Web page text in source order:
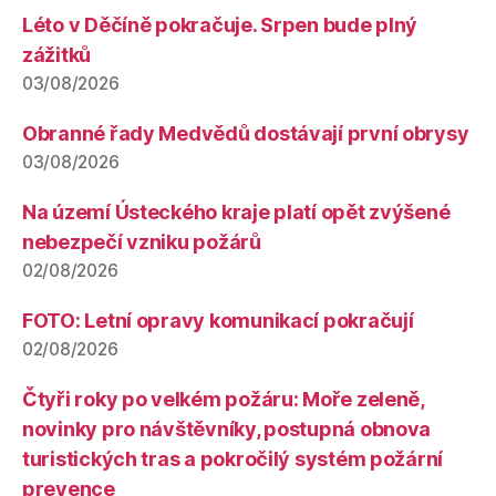
Léto v Děčíně pokračuje. Srpen bude plný
zážitků
03/08/2026
Obranné řady Medvědů dostávají první obrysy
03/08/2026
Na území Ústeckého kraje platí opět zvýšené
nebezpečí vzniku požárů
02/08/2026
FOTO: Letní opravy komunikací pokračují
02/08/2026
Čtyři roky po velkém požáru: Moře zeleně,
novinky pro návštěvníky, postupná obnova
turistických tras a pokročilý systém požární
prevence